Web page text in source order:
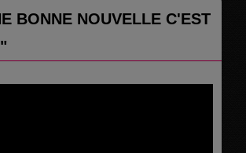
BONNE NOUVELLE C'EST